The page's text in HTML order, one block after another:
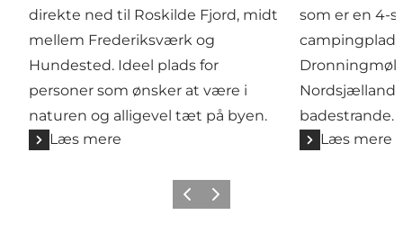
direkte ned til Roskilde Fjord, midt
mellem Frederiksværk og
Hundested. Ideel plads for
personer som ønsker at være i
naturen og alligevel tæt på byen.
Læs mere
som er en 4-
badestrande.
Læs mere
ForrigeNæste